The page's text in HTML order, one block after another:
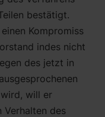
bestätigt.
Kompromiss
indes nicht
des jetzt in
will er
Verhalten des